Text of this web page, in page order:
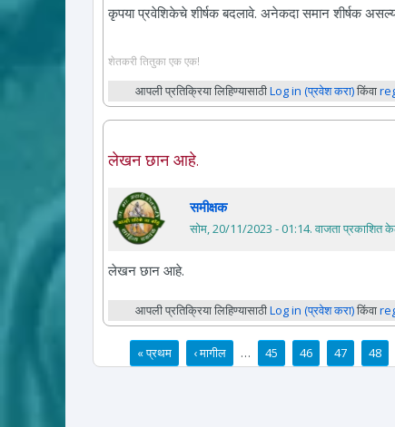
कृपया प्रवेशिकेचे शीर्षक बदलावे. अनेकदा समान शीर्षक
शेतकरी तितुका एक एक!
आपली प्रतिक्रिया लिहिण्यासाठीLog in (प्रवेश करा)किंवा
लेखन छान आहे.
समीक्षक
सोम, 20/11/2023 - 01:14. वाजता प्रकाशित
लेखन छान आहे.
आपली प्रतिक्रिया लिहिण्यासाठीLog in (प्रवेश करा)किंवा
पाने « प्रथम ‹ मागील … 45 46 47 48